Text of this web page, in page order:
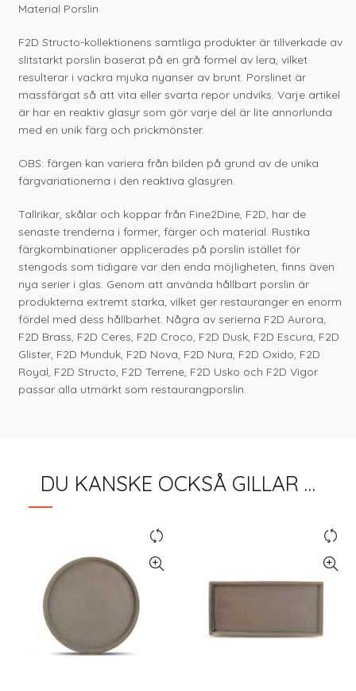
Material Porslin
F2D Structo-kollektionens samtliga produkter är tillverkade av
slitstarkt porslin baserat på en grå formel av lera, vilket
resulterar i vackra mjuka nyanser av brunt. Porslinet är
massfärgat så att vita eller svarta repor undviks. Varje artikel
är har en reaktiv glasyr som gör varje del är lite annorlunda
med en unik färg och prickmönster.
OBS: färgen kan variera från bilden på grund av de unika
färgvariationerna i den reaktiva glasyren.
Tallrikar, skålar och koppar från Fine2Dine, F2D, har de
senaste trenderna i former, färger och material. Rustika
färgkombinationer applicerades på porslin istället för
stengods som tidigare var den enda möjligheten, finns även
nya serier i glas. Genom att använda hållbart porslin är
produkterna extremt starka, vilket ger restauranger en enorm
fördel med dess hållbarhet. Några av serierna F2D Aurora,
F2D Brass, F2D Ceres, F2D Croco, F2D Dusk, F2D Escura, F2D
Glister, F2D Munduk, F2D Nova, F2D Nura, F2D Oxido, F2D
Royal, F2D Structo, F2D Terrene, F2D Usko och F2D Vigor
passar alla utmärkt som restaurangporslin.
DU KANSKE OCKSÅ GILLAR …